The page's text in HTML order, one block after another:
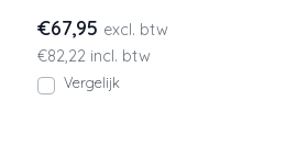
€67,95 excl. btw
€82,22 incl. btw
Vergelijk